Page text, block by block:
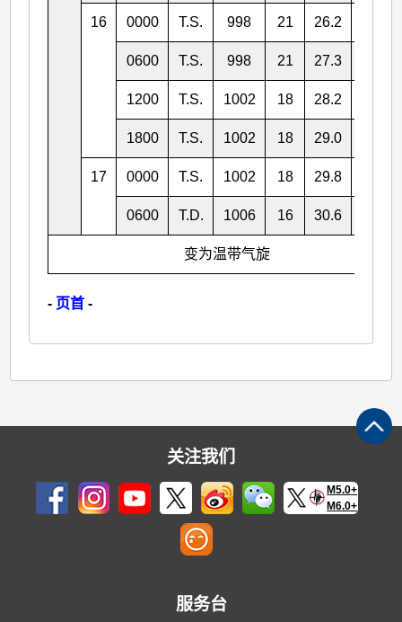
16 0000 T.S. 998 21 26.2
0600 T.S. 998 21 27.3
1200 T.S. 1002 18 28.2
1800 T.S. 1002 18 29.0
17 0000 T.S. 1002 18 29.8
0600 T.D. 1006 16 30.6
变为温带气旋
- 页首 -
关注我们
M5.0+
M6.0+
服务台